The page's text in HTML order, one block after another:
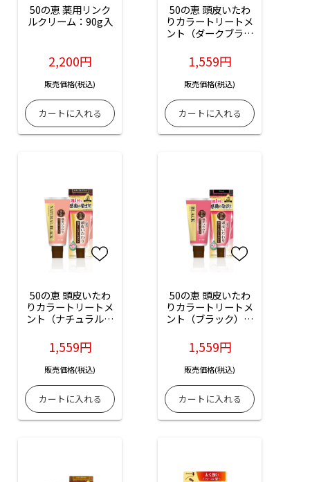
50の恵 薬用リンク
ルクリーム：90g入
2,200円
販売価格(税込)
50の恵 頭皮いたわ
りカラートリートメ
ント（ダークブラウ
1,559円
販売価格(税込)
50の恵 頭皮いたわ
りカラートリートメ
ント（ナチュラルブ
1,559円
販売価格(税込)
50の恵 頭皮いたわ
りカラートリートメ
ント（ブラック）：
1,559円
販売価格(税込)